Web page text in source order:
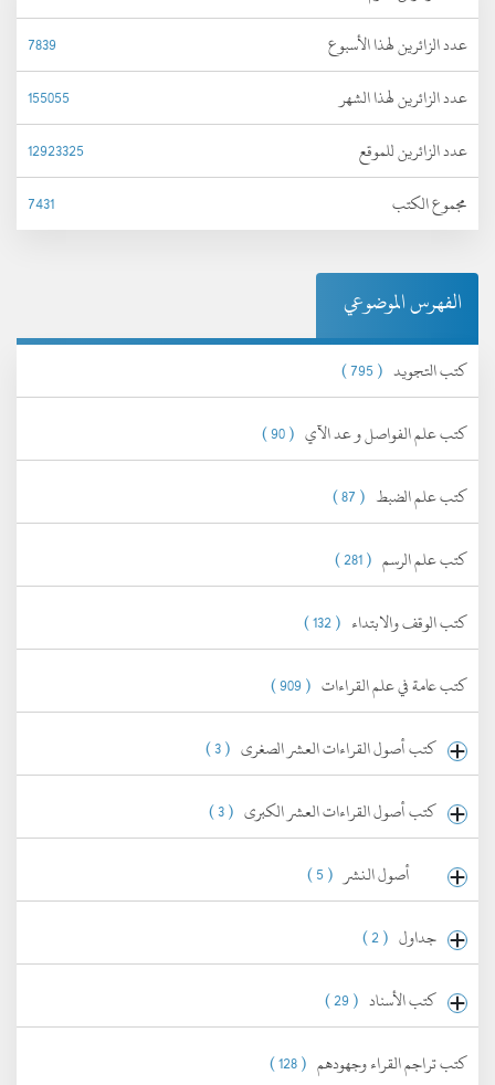
عدد الزائرين لهذا الأسبوع
7839
عدد الزائرين لهذا الشهر
155055
عدد الزائرين للموقع
12923325
مجموع الكتب
7431
الفهرس الموضوعي
كتب التجويد ( 795 )
كتب علم الفواصل و عد الآي ( 90 )
كتب علم الضبط ( 87 )
كتب علم الرسم ( 281 )
كتب الوقف والابتداء ( 132 )
كتب عامة في علم القراءات ( 909 )
كتب أصول القراءات العشر الصغرى ( 3 )
كتب أصول القراءات العشر الكبرى ( 3 )
أصول النشر ( 5 )
جداول ( 2 )
كتب الأسناد ( 29 )
كتب تراجم القراء وجهودهم ( 128 )